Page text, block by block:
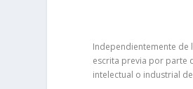
Independientemente
escrita previa por parte
intelectual o industrial